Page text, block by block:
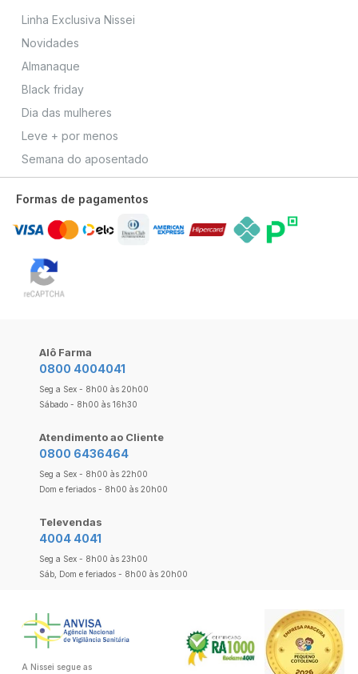
Linha Exclusiva Nissei
Novidades
Almanaque
Black friday
Dia das mulheres
Leve + por menos
Semana do aposentado
Formas de pagamentos
Alô Farma
0800 4004041
Seg a Sex - 8h00 às 20h00
Sábado - 8h00 às 16h30
Atendimento ao Cliente
0800 6436464
Seg a Sex - 8h00 às 22h00
Dom e feriados - 8h00 às 20h00
Televendas
4004 4041
Seg a Sex - 8h00 às 23h00
Sáb, Dom e feriados - 8h00 às 20h00
A Nissei segue as